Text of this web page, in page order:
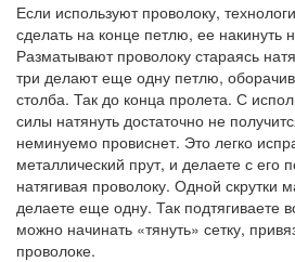
Если используют проволоку,
сделать на конце петлю, ее накинуть
Разматывают проволоку стараясь
три делают еще одну петлю,
столба. Так до конца пролета. С
силы натянуть достаточно не
неминуемо провиснет. Это легко
металлический прут, и делаете с его
натягивая проволоку. Одной скрутки
делаете еще одну. Так подтягиваете
можно начинать «тянуть» сетку,
проволоке.